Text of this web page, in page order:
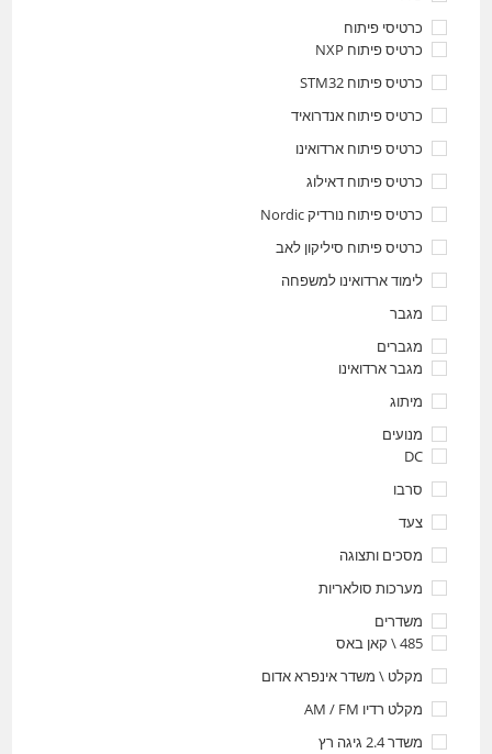
כרטיסי פיתוח
כרטיס פיתוח NXP
כרטיס פיתוח STM32
כרטיס פיתוח אנדרואיד
כרטיס פיתוח ארדואינו
כרטיס פיתוח דאילוג
כרטיס פיתוח נורדיק Nordic
כרטיס פיתוח סיליקון לאב
לימוד ארדואינו למשפחה
מגבר
מגברים
מגבר ארדואינו
מיתוג
מנועים
DC
סרבו
צעד
מסכים ותצוגה
מערכות סולאריות
משדרים
485 \ קאן באס
מקלט \ משדר אינפרא אדום
מקלט רדיו AM / FM
משדר 2.4 גיגה רץ